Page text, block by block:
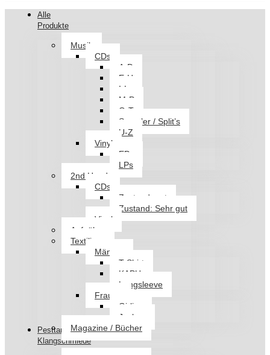
Alle
Produkte
Musik
CDs
A-D
E-H
I-L
M-P
Q-T
Sampler / Split’s
U-Z
Vinyl
EPs
LPs
2nd Hand
CDs
Zustand: gut
Zustand: Sehr gut
Vinyl
Aufnäher
Textilien
Männer
T-Shirt
KAPU
Longsleeve
Frauen
Girlies
Jacken
Magazine / Bücher
Pesttanz
Klangschmiede